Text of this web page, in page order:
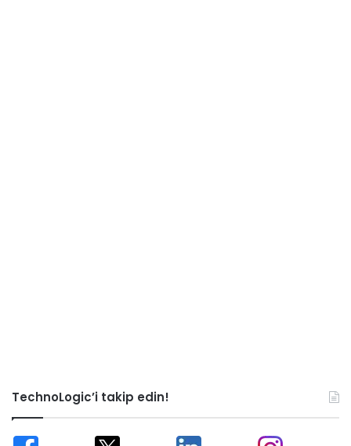
TechnoLogic’i takip edin!